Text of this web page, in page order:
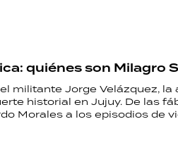
quiénes son Milagro
militante Jorge Velázquez, la
historial en Jujuy. De las
Morales a los episodios de